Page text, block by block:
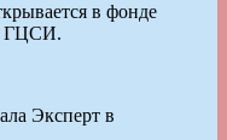
в фонде
ГЦСИ.
Эксперт в